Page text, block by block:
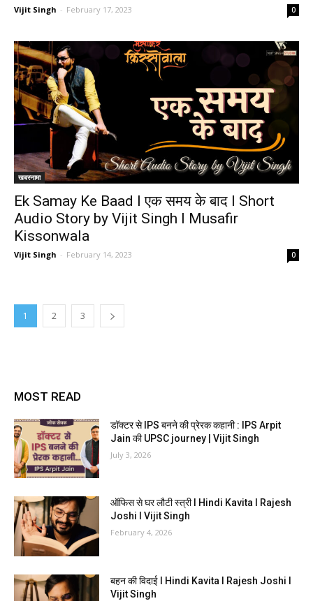
Vijit Singh - February 17, 2023 0
खबरनामा
Ek Samay Ke Baad I एक समय के बाद I Short
Audio Story by Vijit Singh I Musafir
Kissonwala
Vijit Singh - February 14, 2023 0
1 2 3
MOST READ
डॉक्टर से IPS बनने की प्रेरक कहानी : IPS Arpit
Jain की UPSC journey | Vijit Singh
July 3, 2026
ऑफिस से घर लौटी स्त्री I Hindi Kavita I Rajesh
Joshi I Vijit Singh
February 4, 2026
बहन की विदाई I Hindi Kavita I Rajesh Joshi I
Vijit Singh